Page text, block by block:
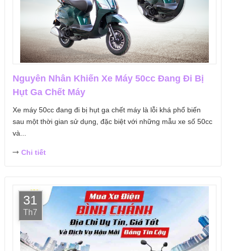
Nguyên Nhân Khiến Xe Máy 50cc Đang Đi Bị
Hụt Ga Chết Máy
Xe máy 50cc đang đi bị hụt ga chết máy là lỗi khá phổ biến
sau một thời gian sử dụng, đặc biệt với những mẫu xe số 50cc
và...
Chi tiết
31
Th7